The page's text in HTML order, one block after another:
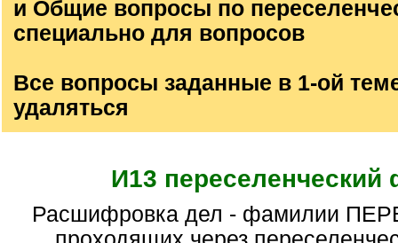
и Общие вопросы по
специально для вопросов
Все вопросы заданные в 1-ой
удаляться
И13 переселенческий
Расшифровка дел - фамилии ПЕРЕСЕЛЕНЦЕВ,